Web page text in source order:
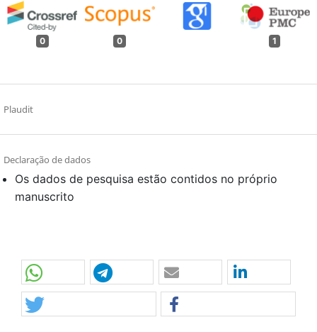
0 0 1
Plaudit
Declaração de dados
Os dados de pesquisa estão contidos no próprio
manuscrito